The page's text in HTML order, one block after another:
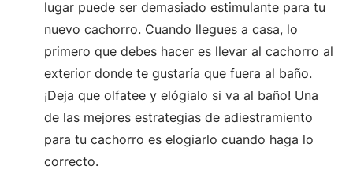
lugar puede ser demasiado estimulante para tu
nuevo cachorro. Cuando llegues a casa, lo
primero que debes hacer es llevar al cachorro al
exterior donde te gustaría que fuera al baño.
¡Deja que olfatee y elógialo si va al baño! Una
de las mejores estrategias de adiestramiento
para tu cachorro es elogiarlo cuando haga lo
correcto.